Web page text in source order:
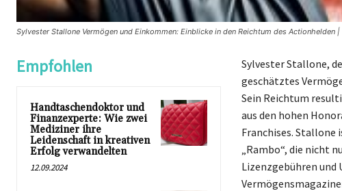
Sylvester Stallone Vermögen und Einkommen: Einblicke in den Reichtum des Actionhelden
Empfohlen
Handtaschendoktor und
Finanzexperte: Wie zwei
Mediziner ihre
Leidenschaft in kreativen
Erfolg verwandelten
12.09.2024
Sylvester Stallone,
geschätztes
Sein Reichtum
aus den hohen
Franchises. Stallone
„Rambo“, die nicht
Lizenzgebühren und